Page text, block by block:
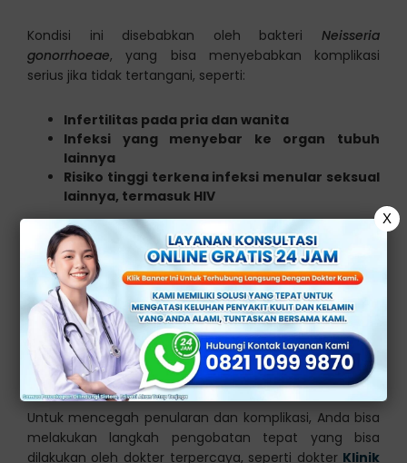
Kondisi ini disebabkan oleh bakteriNeisseria
gonorrhoeae, yang bisa menyebabkan komplikasi
serius jika tidak tertangani, seperti:
Infertilitas pada pria dan wanita
Infeksi yang menyebar ke organ tubuh
lainnya
Risiko tinggi terkena infeksi menular seksual
lainnya, termasuk HIV
Pengobatan yang tepat bisa membantu mengatasi
infeksi secara efektif, mencegah penyebaran penyakit,
dan melindungi kesehatan jangka panjang pasien.
Tahapan Pengobatan
Kencing Nanah
Untuk mencegah penularan dan komplikasi, Anda bisa
melakukan langkah pengobatan tepat yang bisa
dilakukan oleh dokter terpercaya, seperti dokter Klinik
X